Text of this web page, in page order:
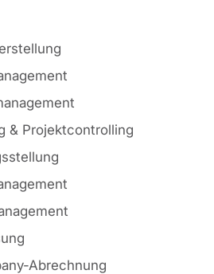
& Projektcontrolling
Abrechnung